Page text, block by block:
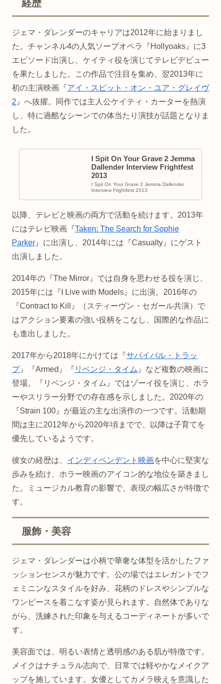
経歴
ジェマ・ダレンダーのキャリアは2012年に始まりまし
た。チャンネル4の人気ソープオペラ『Hollyoaks』に3
エピソード出演し、ケイティ役を演じてテレビデビュー
を果たしました。この作品で注目を集め、翌2013年に
初の主演映画『アイ・スピット・オン・ユア・グレイヴ
2』へ抜擢。同作では主人公ケイティ・カーターを熱演
し、特に過酷なシーンでの体当たり演技が話題となりま
した。
I Spit On Your Grave 2 Jemma
Dallender Interview Frightfest
2013
I Spit On Your Grave 2 Jemma Dallender
Interview Frightfest 2013
以降、テレビと映画の両方で活動を続けます。2013年
にはテレビ映画『Taken: The Search for Sophie
Parker 』に出演し、2014年には『Casualty』にゲスト
出演しました。
2014年の『The Mirror』では自身を思わせる役を演じ、
2015年には『I Live with Models』に出演。2016年の
『Contract to Kill』（スティーヴン・セガール共演）で
はアクション要素の強い役柄をこなし、国際的な作品に
も進出しました。
2017年から2018年にかけては『サバイバル・トラッ
プ』『Armed』『 リベンジ・タイム 』など複数の映画に
登場。『リベンジ・タイム』ではゾーイ役を演じ、ホラ
ーやスリラー分野での存在感を示しました。2020年の
『Strain 100』が最近の主な出演作の一つです。活動期
間は主に2012年から2020年頃までで、以降は子育てを
優先しているようです。
彼女の経歴は、 インディペンデント映画を中心に堅実な
歩みを続け、ホラー映画のアイコン的な地位を築きまし
た。ミュージカル教育の影響で、表現の幅広さが特徴で
す。
服飾・美容
ジェマ・ダレンダーは小柄で華奢な体型を活かしたファ
ッションセンスが魅力です。公の場ではエレガントでフ
ェミニンなスタイルを好み、花柄のドレスやシンプルな
ワンピースを着こなす姿が見られます。自然体でありな
がら、洗練された印象を与えるコーディネートが多いで
す。
美容面では、明るい表情と透明感のある肌が特徴です。
メイクはナチュラル志向で、日常では軽やかなメイクア
ップを施しています。女優としてカメラ映えを意識した